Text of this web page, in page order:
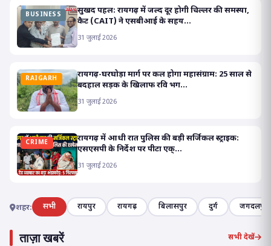
BUSINESS
सुखद पहल: रायगढ़ में जल्द दूर होगी चिल्लर की समस्या,
कैट (CAIT) ने एसबीआई के सहय...
31 जुलाई 2026
RAIGARH
रायगढ़-घरघोड़ा मार्ग पर कल होगा महासंग्राम: 25 साल से
बदहाल सड़क के खिलाफ रवि भग...
31 जुलाई 2026
CRIME
रायगढ़ में आधी रात पुलिस की बड़ी सर्जिकल स्ट्राइक:
एसएसपी के निर्देश पर पीटा एक्...
31 जुलाई 2026
शहर: सभी रायपुर रायगढ़ बिलासपुर दुर्ग जगदलपुर
ताज़ा खबरें सभी देखें